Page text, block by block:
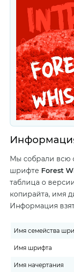
Мы собрали всю
шрифте Forest
таблица о
копирайта, имя
Информация
Имя семейства
Имя шрифта
Имя начертания